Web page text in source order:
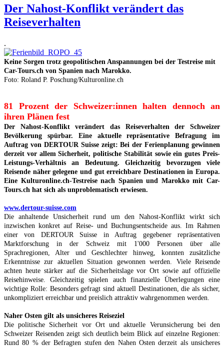
Der Nahost-Konflikt verändert das
Reiseverhalten
.
Keine Sorgen trotz geopolitischen Anspannungen bei der Testreise mit
Car-Tours.ch von Spanien nach Marokko.
Foto: Roland P. Poschung/Kulturonline.ch
81 Prozent der Schweizer:innen halten dennoch an
ihren Plänen fest
Der Nahost-Konflikt verändert das Reiseverhalten der Schweizer
Bevölkerung spürbar. Eine aktuelle repräsentative Befragung im
Auftrag von DERTOUR Suisse zeigt: Bei der Ferienplanung gewinnen
derzeit vor allem Sicherheit, politische Stabilität sowie ein gutes Preis-
Leistungs-Verhältnis an Bedeutung. Gleichzeitig bevorzugen viele
Reisende näher gelegene und gut erreichbare Destinationen in Europa.
Eine Kulturonline.ch-Testreise nach Spanien und Marokko mit Car-
Tours.ch hat sich als unproblematisch erwiesen.
www.dertour-suisse.com
Die anhaltende Unsicherheit rund um den Nahost-Konflikt wirkt sich
inzwischen konkret auf Reise- und Buchungsentscheide aus. Im Rahmen
einer von DERTOUR Suisse in Auftrag gegebener repräsentativen
Marktforschung in der Schweiz mit 1'000 Personen über alle
Sprachregionen, Alter und Geschlechter hinweg, konnten zusätzliche
Erkenntnisse zur aktuellen Situation gewonnen werden. Viele Reisende
achten heute stärker auf die Sicherheitslage vor Ort sowie auf offizielle
Reisehinweise. Gleichzeitig spielen auch finanzielle Überlegungen eine
wichtige Rolle: Besonders gefragt sind aktuell Destinationen, die als sicher,
unkompliziert erreichbar und preislich attraktiv wahrgenommen werden.
Naher Osten gilt als unsicheres Reiseziel
Die politische Sicherheit vor Ort und aktuelle Verunsicherung bei den
Schweizer Reisenden zeigt sich deutlich beim Blick auf einzelne Regionen:
Rund 80 % der Befragten stufen den Nahen Osten derzeit als unsicheres